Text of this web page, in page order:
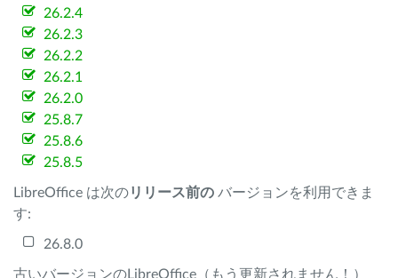
26.2.4
26.2.3
26.2.2
26.2.1
26.2.0
25.8.7
25.8.6
25.8.5
LibreOffice は次のリリース前の バージョンを利用できま
す:
26.8.0
古いバージョンのLibreOffice（もう更新されません！）